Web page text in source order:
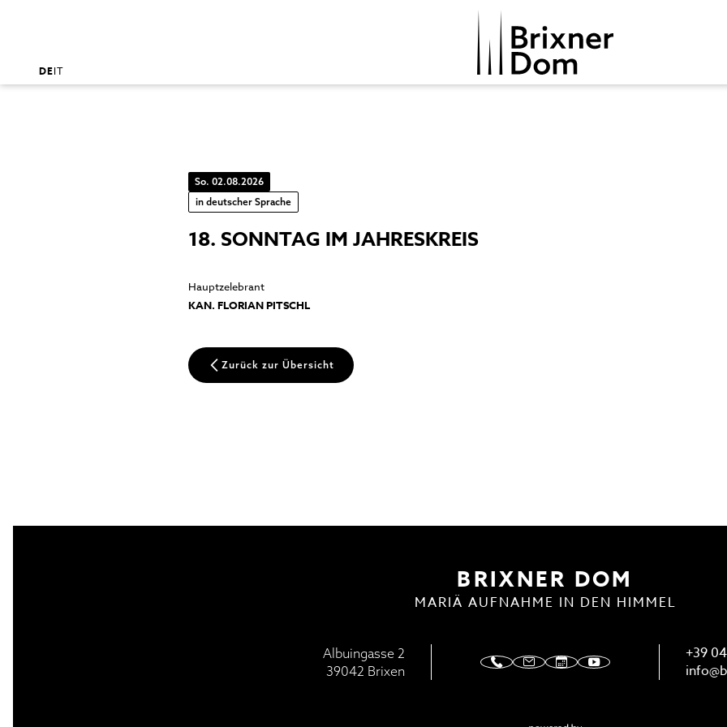
DEIT
So. 02.08.2026
in deutscher Sprache
18. SONNTAG IM JAHRESKREIS
Hauptzelebrant
KAN. FLORIAN PITSCHL
Zurück zur Übersicht
BRIXNER DOM
MARIÄ AUFNAHME IN DEN HIMMEL
Albuingasse 2
39042 Brixen
+39
info@